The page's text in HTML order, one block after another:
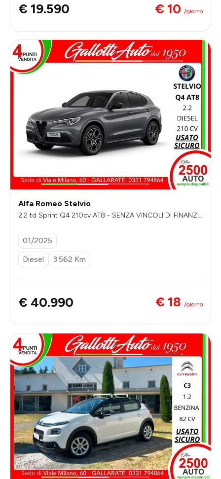
€ 19.590 € 10 /giorno
Alfa Romeo Stelvio
2.2 td Sprint Q4 210cv AT8 - SENZA VINCOLI DI FINANZI
01/2025
Diesel
3.562 Km
€ 40.990 € 18 /giorno